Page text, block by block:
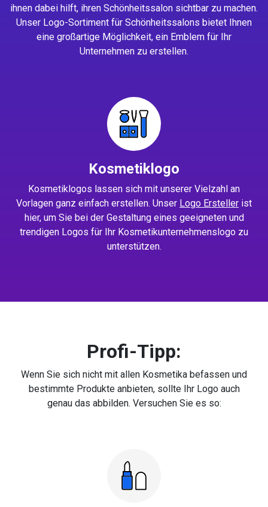
ihnen dabei hilft, ihren Schönheitssalon sichtbar zu machen.
Unser Logo-Sortiment für Schönheitssalons bietet Ihnen
eine großartige Möglichkeit, ein Emblem für Ihr
Unternehmen zu erstellen.
Kosmetiklogo
Kosmetiklogos lassen sich mit unserer Vielzahl an
Vorlagen ganz einfach erstellen. Unser Logo Ersteller ist
hier, um Sie bei der Gestaltung eines geeigneten und
trendigen Logos für Ihr Kosmetikunternehmenslogo zu
unterstützen.
Profi-Tipp:
Wenn Sie sich nicht mit allen Kosmetika befassen und
bestimmte Produkte anbieten, sollte Ihr Logo auch
genau das abbilden. Versuchen Sie es so: